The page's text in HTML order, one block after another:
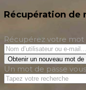
Récupération de
Récupérez votre mot
Obtenir un nouveau mot de
Un mot de passe